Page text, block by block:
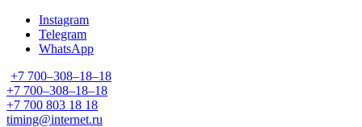
Instagram
Telegram
WhatsApp
+7 700‒308‒18‒18
+7 700‒308‒18‒18
+7 700 803 18 18
timing@internet.ru